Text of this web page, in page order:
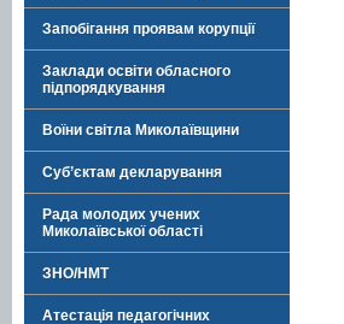
Запобігання проявам корупції
Заклади освіти обласного
підпорядкування
Воїни світла Миколаївщини
Суб’єктам декларування
Рада молодих учених
Миколаївської області
ЗНО/НМТ
Атестація педагогічних